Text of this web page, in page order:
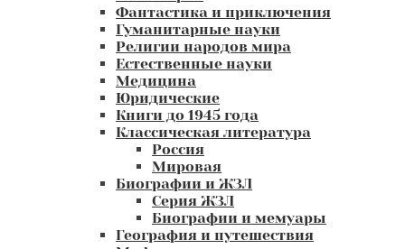
Фантастика и приключения
Гуманитарные науки
Религии народов мира
Естественные науки
Медицина
Юридические
Книги до 1945 года
Классическая литература
Россия
Мировая
Биографии и ЖЗЛ
Серия ЖЗЛ
Биографии и мемуары
География и путешествия